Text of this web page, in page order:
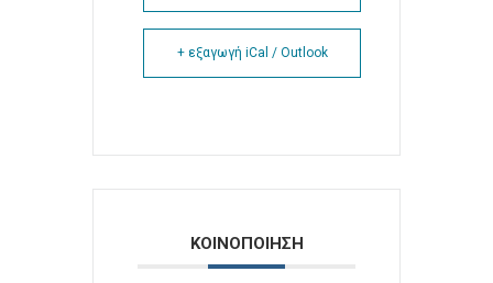
+ εξαγωγή iCal / Outlook
ΚΟΙΝΟΠΟΙΗΣΗ